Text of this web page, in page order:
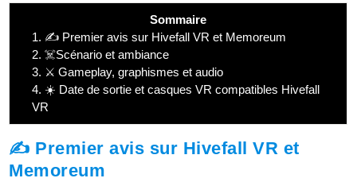
Sommaire
1. ✍️ Premier avis sur Hivefall VR et Memoreum
2. ☠️Scénario et ambiance
3. ⚔️ Gameplay, graphismes et audio
4. ☀️ Date de sortie et casques VR compatibles Hivefall
VR
✍️ Premier avis sur Hivefall VR et
Memoreum